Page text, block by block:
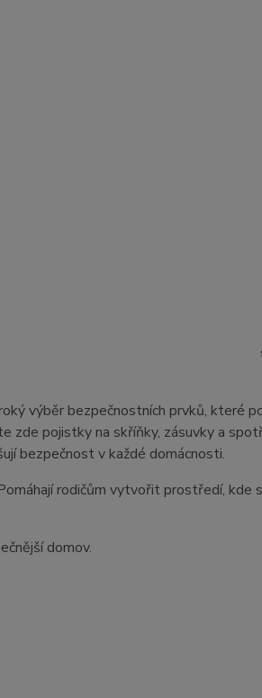
výběr bezpečnostních prvků, které
zde pojistky na skříňky, zásuvky a
bezpečnost v každé domácnosti.
rodičům vytvořit prostředí, kde
domov.